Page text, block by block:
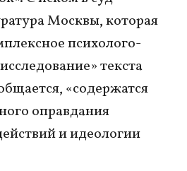
Москвы, которая
психолого-
текста
«содержатся
оправдания
и идеологии